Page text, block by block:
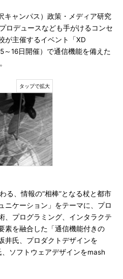
ャンパス）政策・メディア研究
ロデュースなども手がけるコンセ
が主催するイベント「XD
16日開催）で通信機能を備えた
、情報の“相棒”となる杖と都市
ニケーション」をテーマに、プロ
、プログラミング、インタラクテ
素を融合した「通信機能付きの
井氏、プロダクトデザインを
ソフトウェアデザインをmash